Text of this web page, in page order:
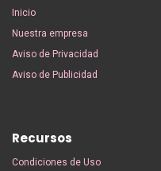
Inicio
Nuestra empresa
Aviso de Privacidad
Aviso de Publicidad
Recursos
Condiciones de Uso